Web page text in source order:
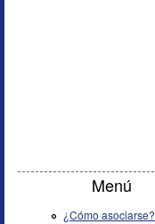
Menú
¿Cómo asociarse?